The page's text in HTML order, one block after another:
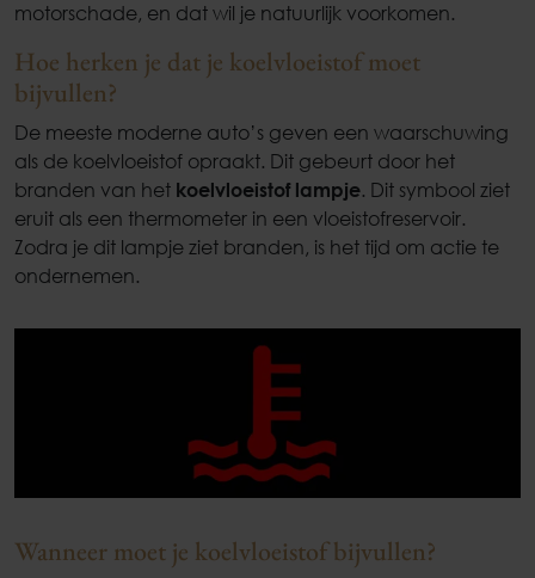
motorschade, en dat wil je natuurlijk voorkomen.
Hoe herken je dat je koelvloeistof moet
bijvullen?
De meeste moderne auto’s geven een waarschuwing
als de koelvloeistof opraakt. Dit gebeurt door het
branden van het koelvloeistof lampje. Dit symbool ziet
eruit als een thermometer in een vloeistofreservoir.
Zodra je dit lampje ziet branden, is het tijd om actie te
ondernemen.
Wanneer moet je koelvloeistof bijvullen?